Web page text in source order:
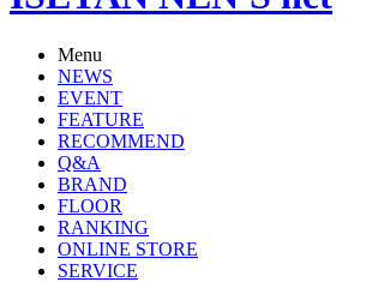
Menu
NEWS
EVENT
FEATURE
RECOMMEND
Q&A
BRAND
FLOOR
RANKING
ONLINE STORE
SERVICE